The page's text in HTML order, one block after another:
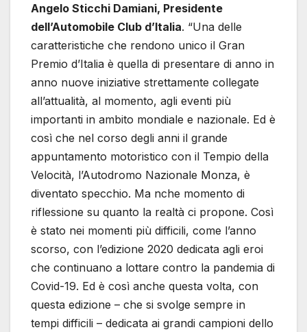
Angelo Sticchi Damiani, Presidente
dell’Automobile Club d’Italia. “Una delle
caratteristiche che rendono unico il Gran
Premio d’Italia è quella di presentare di anno in
anno nuove iniziative strettamente collegate
all’attualità, al momento, agli eventi più
importanti in ambito mondiale e nazionale. Ed è
così che nel corso degli anni il grande
appuntamento motoristico con il Tempio della
Velocità, l’Autodromo Nazionale Monza, è
diventato specchio. Ma nche momento di
riflessione su quanto la realtà ci propone. Così
è stato nei momenti più difficili, come l’anno
scorso, con l’edizione 2020 dedicata agli eroi
che continuano a lottare contro la pandemia di
Covid-19. Ed è così anche questa volta, con
questa edizione – che si svolge sempre in
tempi difficili – dedicata ai grandi campioni dello